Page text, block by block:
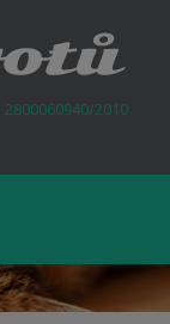
2800060940/2010